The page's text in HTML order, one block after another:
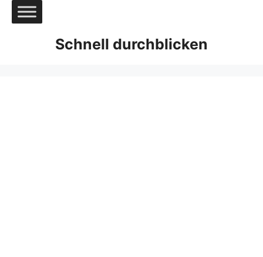
Zum
Inhalt
Schnell durchblicken